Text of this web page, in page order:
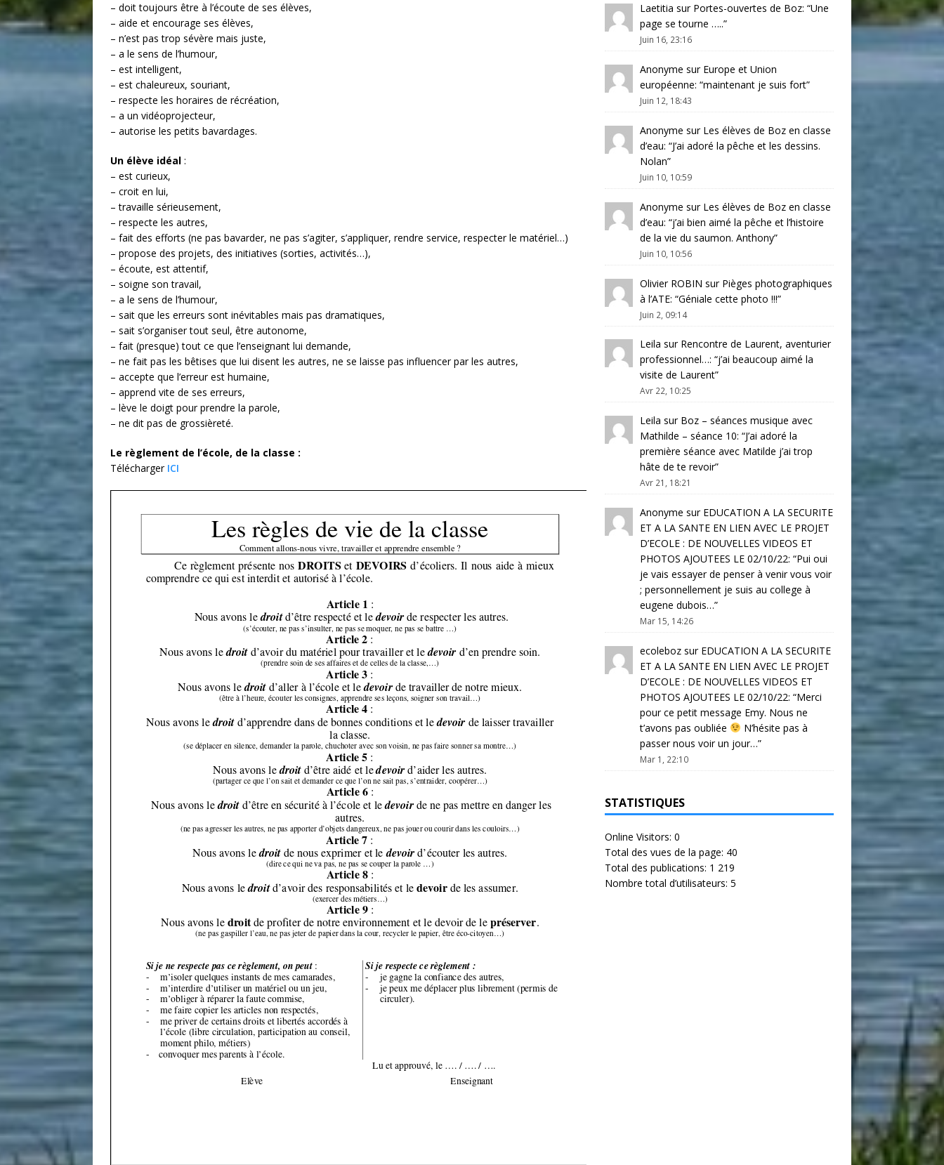
– doit toujours être à l’écoute de ses élèves,
– aide et encourage ses élèves,
– n’est pas trop sévère mais juste,
– a le sens de l’humour,
– est intelligent,
– est chaleureux, souriant,
– respecte les horaires de récréation,
– a un vidéoprojecteur,
– autorise les petits bavardages.
Un élève idéal :
– est curieux,
– croit en lui,
– travaille sérieusement,
– respecte les autres,
– fait des efforts (ne pas bavarder, ne pas s’agiter, s’appliquer, rendre service, respecter le matériel…)
– propose des projets, des initiatives (sorties, activités…),
– écoute, est attentif,
– soigne son travail,
– a le sens de l’humour,
– sait que les erreurs sont inévitables mais pas dramatiques,
– sait s’organiser tout seul, être autonome,
– fait (presque) tout ce que l’enseignant lui demande,
– ne fait pas les bêtises que lui disent les autres, ne se laisse pas influencer par les autres,
– accepte que l’erreur est humaine,
– apprend vite de ses erreurs,
– lève le doigt pour prendre la parole,
– ne dit pas de grossièreté.
Le règlement de l’école, de la classe :
Télécharger ICI
Laetitia sur Portes-ouvertes de Boz: “Une
page se tourne …..”
Juin 16, 23:16
Anonyme sur Europe et Union
européenne: “maintenant je suis fort”
Juin 12, 18:43
Anonyme sur Les élèves de Boz en classe
d’eau: “J’ai adoré la pêche et les dessins.
Nolan”
Juin 10, 10:59
Anonyme sur Les élèves de Boz en classe
d’eau: “j’ai bien aimé la pêche et l’histoire
de la vie du saumon. Anthony”
Juin 10, 10:56
Olivier ROBIN sur Pièges photographiques
à l’ATE: “Géniale cette photo !!!”
Juin 2, 09:14
Leila sur Rencontre de Laurent, aventurier
professionnel…: “j’ai beaucoup aimé la
visite de Laurent”
Avr 22, 10:25
Leila sur Boz – séances musique avec
Mathilde – séance 10: “J’ai adoré la
première séance avec Matilde j’ai trop
hâte de te revoir”
Avr 21, 18:21
Anonyme sur EDUCATION A LA SECURITE
ET A LA SANTE EN LIEN AVEC LE PROJET
D’ECOLE : DE NOUVELLES VIDEOS ET
PHOTOS AJOUTEES LE 02/10/22: “Pui oui
je vais essayer de penser à venir vous voir
; personnellement je suis au college à
eugene dubois…”
Mar 15, 14:26
ecolebozsur EDUCATION A LA SECURITE
ET A LA SANTE EN LIEN AVEC LE PROJET
D’ECOLE : DE NOUVELLES VIDEOS ET
PHOTOS AJOUTEES LE 02/10/22: “Merci
pour ce petit message Emy. Nous ne
t’avons pas oubliée
N’hésite pas à
passer nous voir un jour…”
Mar 1, 22:10
STATISTIQUES
Online Visitors: 0
Total des vues de la page: 40
Total des publications: 1 219
Nombre total d’utilisateurs: 5